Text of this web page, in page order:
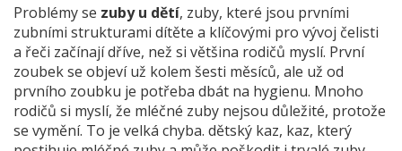
Problémy se zuby u dětí, zuby, které jsou prvními
zubními strukturami dítěte a klíčovými pro vývoj čelisti
a řeči začínají dříve, než si většina rodičů myslí. První
zoubek se objeví už kolem šesti měsíců, ale už od
prvního zoubku je potřeba dbát na hygienu. Mnoho
rodičů si myslí, že mléčné zuby nejsou důležité, protože
se vymění. To je velká chyba. dětský kaz, kaz, který